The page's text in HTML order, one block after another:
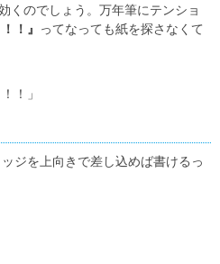
くのでしょう。万年筆にテンショ
！』
ってなっても紙を探さなくて
！」
ジを上向きで差し込めば書けるっ